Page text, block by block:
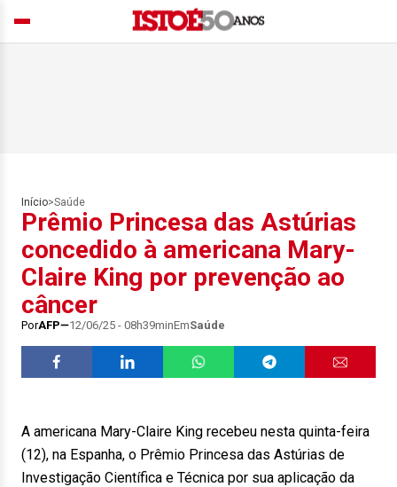
Início>Saúde
Prêmio Princesa das Astúrias
concedido à americana Mary-
Claire King por prevenção ao
câncer
PorAFP 12/06/25 - 08h39minEmSaúde
A americana Mary-Claire King recebeu nesta quinta-feira
(12), na Espanha, o Prêmio Princesa das Astúrias de
Investigação Científica e Técnica por sua aplicação da